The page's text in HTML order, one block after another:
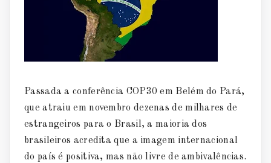
Passada a conferência COP30 em Belém do Pará,
que atraiu em novembro dezenas de milhares de
estrangeiros para o Brasil, a maioria dos
brasileiros acredita que a imagem internacional
do país é positiva, mas não livre de ambivalências.